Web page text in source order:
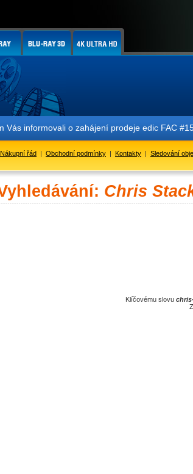
Vás informovali o zahájení prodeje edic FAC
Nákupní řád | Obchodní podmínky | Kontakty | Sledování
Chris
Klíčovému slovu